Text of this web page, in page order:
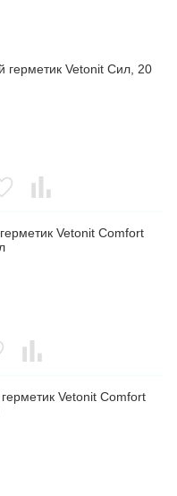
герметик Vetonit Сил, 20
Vetonit Comfort
Vetonit Comfort